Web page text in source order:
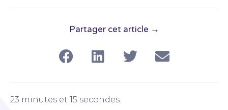
Partager cet article →
23 minutes et 15 secondes.